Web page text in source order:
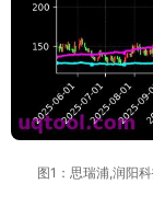
图1：思瑞浦,润阳